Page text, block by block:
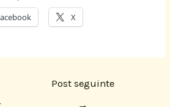
X
Post seguinte